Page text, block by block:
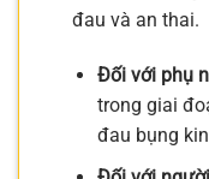
đau và an thai.
Đối với phụ
trong giai
đau bụng